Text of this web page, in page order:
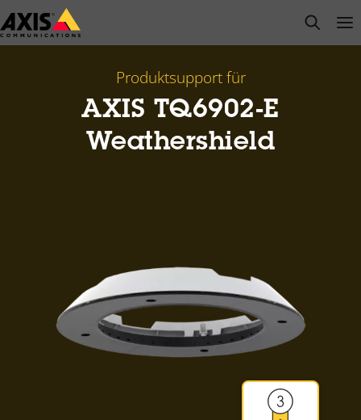
Zum
Hauptinhalt
open
Produktsupport für
AXIS TQ6902-E
Weathershield